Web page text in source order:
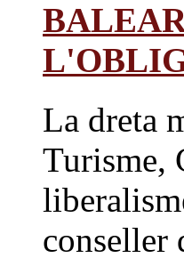
La dreta
Turisme,
conseller